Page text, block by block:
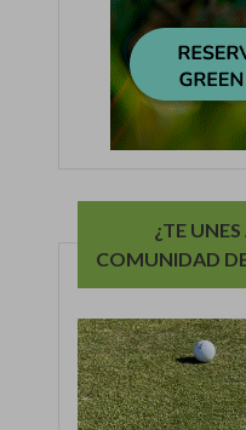
¿TE
COMUNIDAD